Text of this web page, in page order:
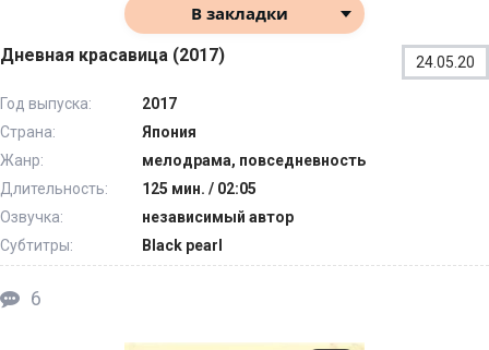
В закладки
Дневная красавица (2017) 24.05.20
Год выпуска:
2017
Страна:
Япония
Жанр:
мелодрама, повседневность
Длительность:
125 мин. / 02:05
Озвучка:
независимый автор
Субтитры:
Black pearl
6